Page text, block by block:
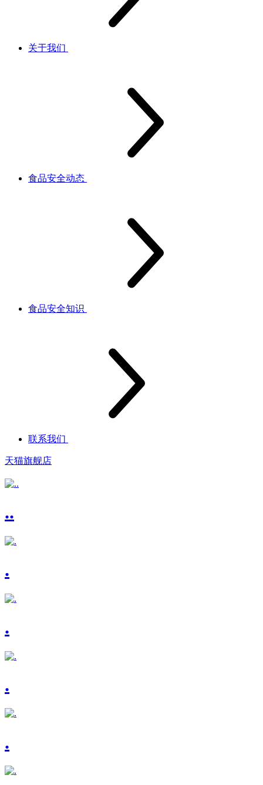
关于我们
食品安全动态
食品安全知识
联系我们
天猫旗舰店
..
.
.
.
.